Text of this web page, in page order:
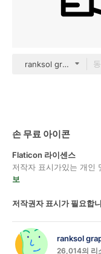
ranksol graphics
손 무료 아이콘
Flaticon 라이센스
저작자 표시가있는 개인
보
저작권자 표시가 필요합
ranksol
26,014의 리